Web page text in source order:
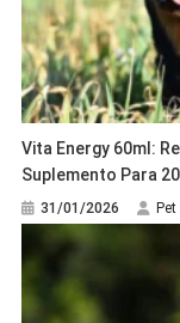
Vita Energy 60ml:
Suplemento Para
31/01/2026 Pet